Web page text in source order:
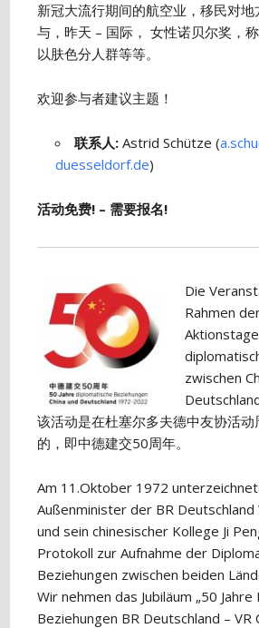
新冠大流行期间的航空业，移民对
与，昨天 – 国际， 女性诺贝尔奖，称
以肤色分人群等等。
欢迎参与者建议主题！
联系人: Astrid Schütze (
duesseldorf.de)
活动免费! – 需要报名!
Die
Rahmen
zwischen
该活动是在杜塞尔多夫德中友协活
的，即中德建交50周年。
Am 11.Oktober 1972
Außenminister der BR Deutschland
und sein chinesischer Kollege Ji
Protokoll zur Aufnahme der
Beziehungen zwischen beiden
Wir nehmen das Jubiläum „50
Beziehungen BR Deutschland – VR